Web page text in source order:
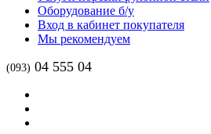
Оборудование б/у
Вход в кабинет покупателя
Мы рекомендуем
(093) 04 555 04